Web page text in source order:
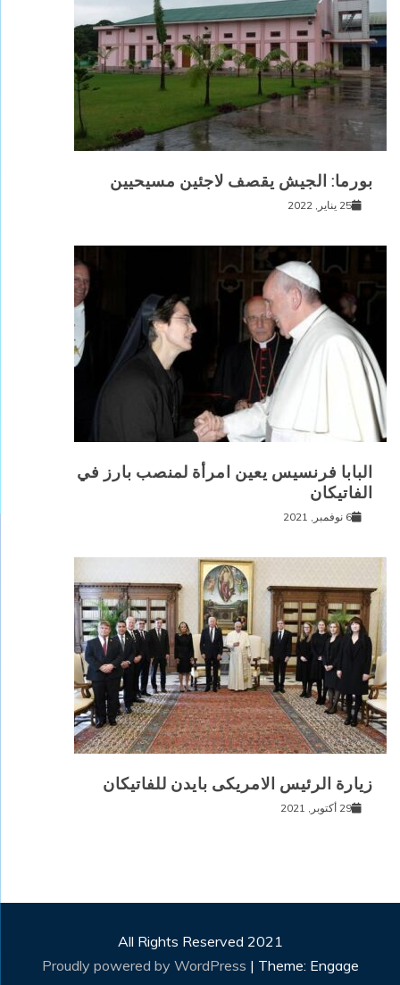
بورما: الجيش يقصف لاجئين مسيحيين
25 يناير, 2022
البابا فرنسيس يعين امرأة لمنصب بارز في
الفاتيكان
6 نوفمبر, 2021
زيارة الرئيس الامريكى بايدن للفاتيكان
29 أكتوبر, 2021
All Rights Reserved 2021
Proudly powered by WordPress | Theme: Engage